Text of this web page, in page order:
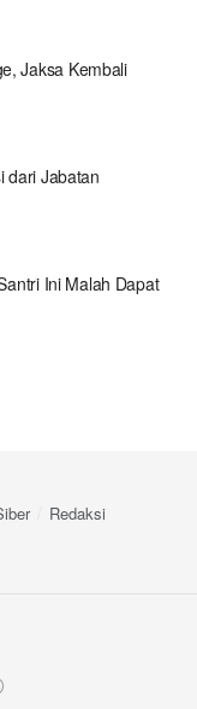
Jaksa Kembali
dari Jabatan
Ini Malah Dapat
Redaksi